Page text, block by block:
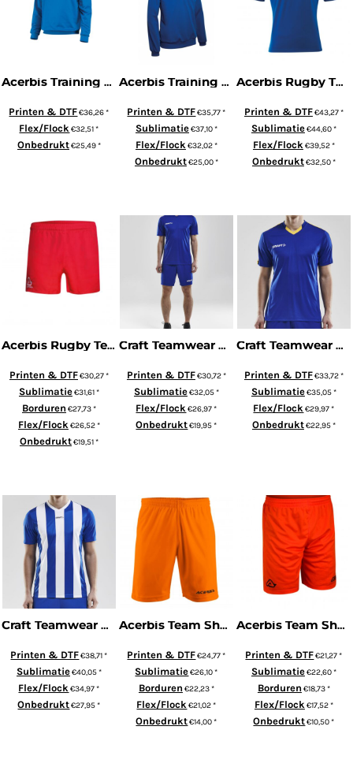
Acerbis Training Sweater Atlantis
Printen & DTF€36,26*
Flex/Flock€32,51*
Onbedrukt€25,49*
Acerbis Training Top Atlantis 2 (1/2 zip)
Printen & DTF€35,77*
Sublimatie€37,10*
Flex/Flock€32,02*
Onbedrukt€25,00*
Acerbis Rugby TEAM SHIRT FEROX (Korte Mouw)
Printen & DTF€43,27*
Sublimatie€44,60*
Flex/Flock€39,52*
Onbedrukt€32,50*
Acerbis Rugby Team Short Ferox
Printen & DTF€30,27*
Sublimatie€31,61*
Borduren €27,73*
Flex/Flock€26,52*
Onbedrukt€19,51*
Craft Teamwear SQUAD Jersey Solid Men
Printen & DTF€30,72*
Sublimatie€32,05*
Flex/Flock€26,97*
Onbedrukt€19,95*
Craft Teamwear PROGRESS Jersey Contrast Men
Printen & DTF€33,72*
Sublimatie€35,05*
Flex/Flock€29,97*
Onbedrukt€22,95*
Craft Teamwear PROGRESS Jersey Stripe Men
Printen & DTF€38,71*
Sublimatie€40,05*
Flex/Flock€34,97*
Onbedrukt€27,95*
Acerbis Team Short Astro
Printen & DTF€24,77*
Sublimatie€26,10*
Borduren €22,23*
Flex/Flock€21,02*
Onbedrukt€14,00*
Acerbis Team Short Atlantis
Printen & DTF€21,27*
Sublimatie€22,60*
Borduren €18,73*
Flex/Flock€17,52*
Onbedrukt€10,50*